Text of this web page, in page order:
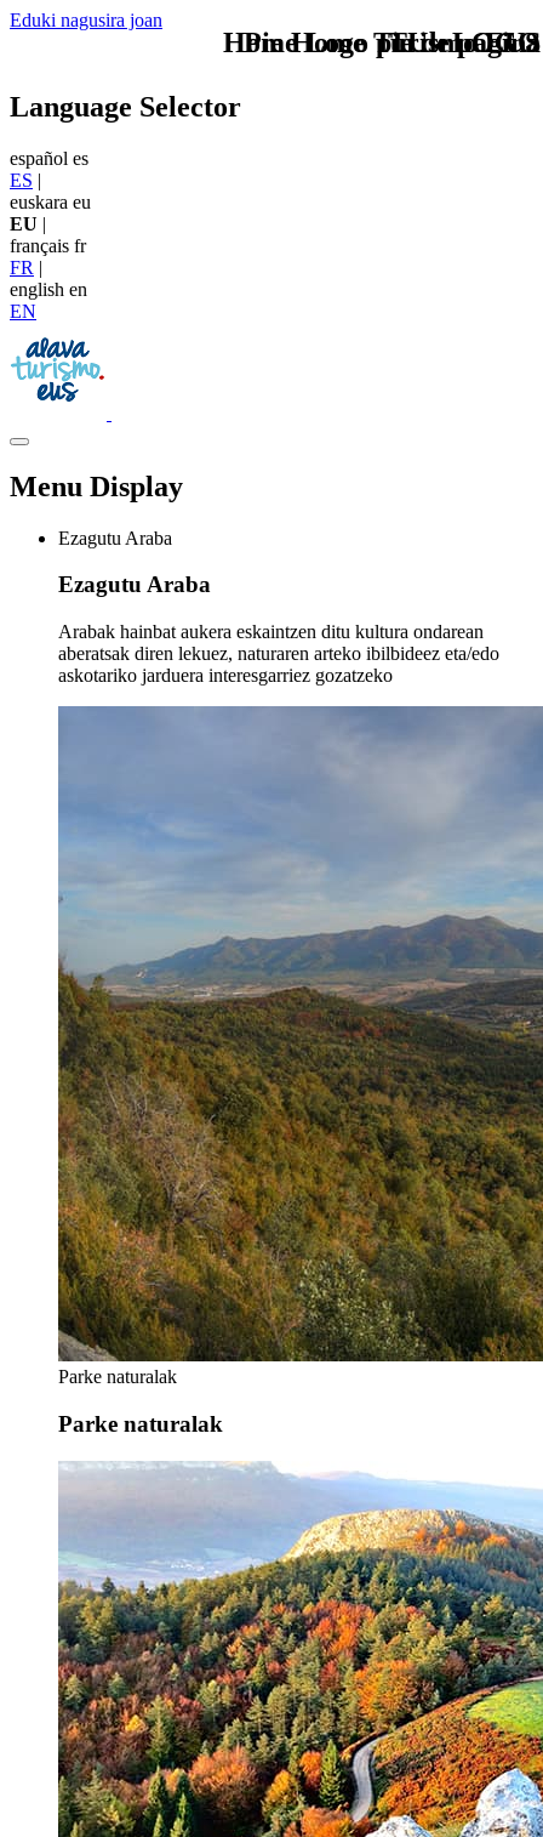
Eduki nagusira joan
TU - LOGO
Language Selector
español es
ES |
euskara eu
EU |
français fr
FR |
english en
EN
Menu Display
Ezagutu Araba
Ezagutu Araba
Arabak hainbat aukera eskaintzen ditu kultura ondarean
aberatsak diren lekuez, naturaren arteko ibilbideez eta/edo
askotariko jarduera interesgarriez gozatzeko
Parke naturalak
Parke naturalak
Home Logo pie de página
Pie Home Turismo EUS